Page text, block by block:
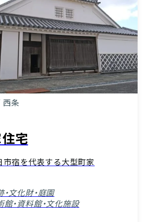
条
宅
市宿を代表する大型町家
文化財・庭園
館・資料館・文化施設